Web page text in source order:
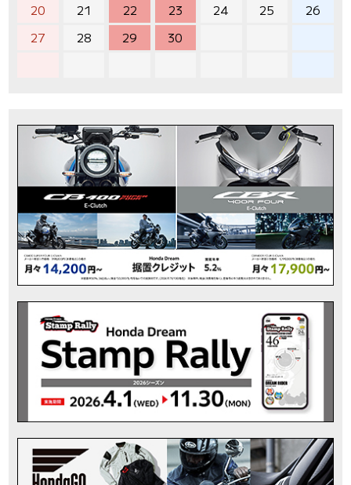
20
21 22 23 24 25
26
27
28 29 30